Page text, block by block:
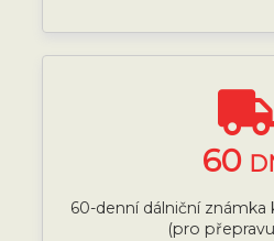
60
60-denní dálniční
(pro